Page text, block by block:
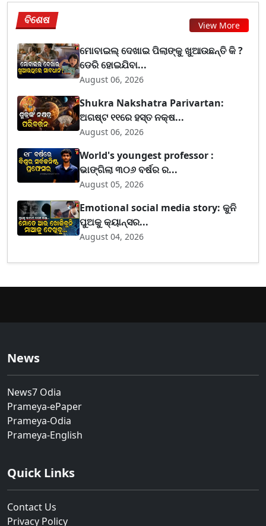
ବିଶେଷ View More
ମୋବାଇଲ୍ ଦେଖାଇ ପିଲାଙ୍କୁ ଖୁଆଉଛନ୍ତି କି ?
ଡେରି ହୋଇଯିବା...
August 06, 2026
Shukra Nakshatra Parivartan:
ଅଗଷ୍ଟ ୧୧ରେ ହସ୍ତ ନକ୍ଷ...
August 06, 2026
World's youngest professor :
ଭାଙ୍ଗିଲା ୩୦୬ ବର୍ଷର ର...
August 05, 2026
Emotional social media story: କୁନି
ପୁଅକୁ କ୍ୟାନ୍ସର...
August 04, 2026
News
News7 Odia
Prameya-ePaper
Prameya-Odia
Prameya-English
Quick Links
Contact Us
Privacy Policy